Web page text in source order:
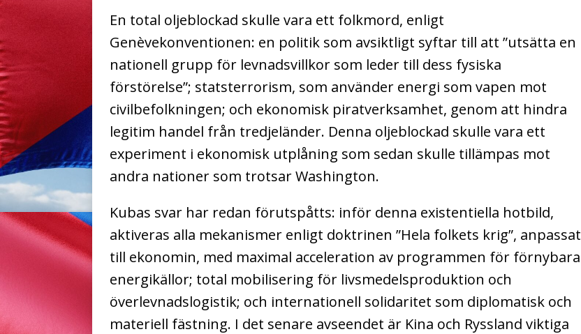
En total oljeblockad skulle vara ett folkmord, enligt
Genèvekonventionen: en politik som avsiktligt syftar till att ”utsätta en
nationell grupp för levnadsvillkor som leder till dess fysiska
förstörelse”; statsterrorism, som använder energi som vapen mot
civilbefolkningen; och ekonomisk piratverksamhet, genom att hindra
legitim handel från tredjeländer. Denna oljeblockad skulle vara ett
experiment i ekonomisk utplåning som sedan skulle tillämpas mot
andra nationer som trotsar Washington.
Kubas svar har redan förutspåtts: inför denna existentiella hotbild,
aktiveras alla mekanismer enligt doktrinen ”Hela folkets krig”, anpassat
till ekonomin, med maximal acceleration av programmen för förnybara
energikällor; total mobilisering för livsmedelsproduktion och
överlevnadslogistik; och internationell solidaritet som diplomatisk och
materiell fästning. I det senare avseendet är Kina och Ryssland viktiga